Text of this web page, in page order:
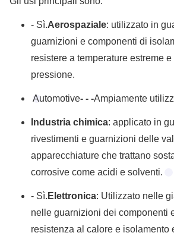
- Sì.Aerospaziale: utilizzato in
guarnizioni e componenti di
resistere a temperature estreme
pressione.
Automotive- - -Ampiamente
Industria chimica: applicato in
rivestimenti e guarnizioni delle
apparecchiature che trattano
corrosive come acidi e solventi.
- Sì. Elettronica: Utilizzato nelle
nelle guarnizioni dei componenti
resistenza al calore e isolamento